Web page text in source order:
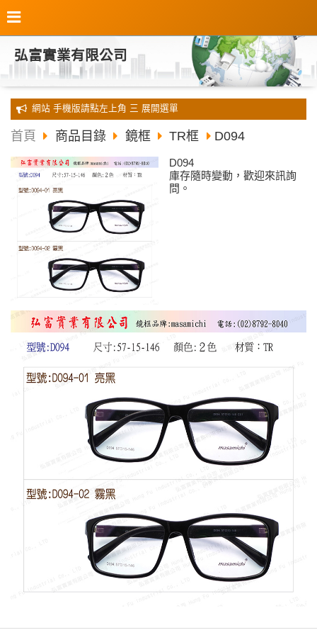
弘富實業有限公司
全新 網站 手機版請點左上角 三 展開選單
首頁 商品目錄 鏡框 TR框 D094
D094
庫存隨時變動，歡迎來訊詢
問。